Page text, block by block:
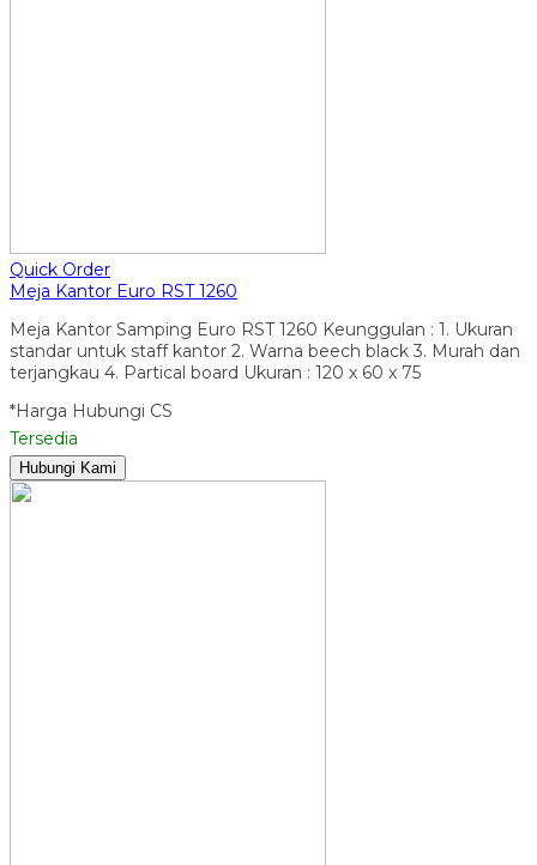
Quick Order
Meja Kantor Euro RST 1260
Meja Kantor Samping Euro RST 1260 Keunggulan : 1. Ukuran
standar untuk staff kantor 2. Warna beech black 3. Murah dan
terjangkau 4. Partical board Ukuran : 120 x 60 x 75
*Harga Hubungi CS
Tersedia
Hubungi Kami